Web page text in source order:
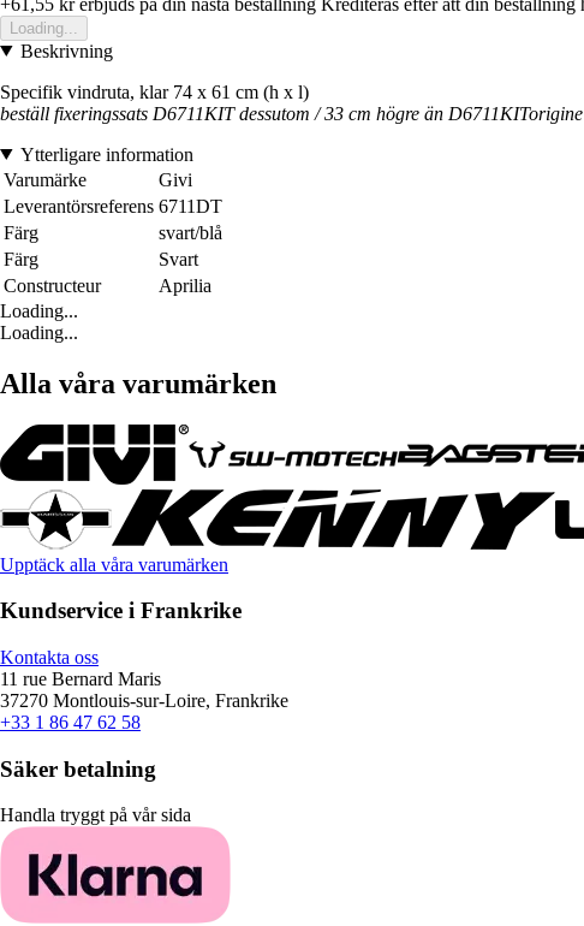
Loading...
Beskrivning
Specifik vindruta, klar 74 x 61 cm (h x l)
beställ fixeringssats D6711KIT dessutom / 33 cm högre än D6711KITorigine
Ytterligare information
Varumärke
Givi
Leverantörsreferens 6711DT
Färg
svart/blå
Färg
Svart
Constructeur
Aprilia
Loading...
Loading...
Alla våra varumärken
Upptäck alla våra varumärken
Kundservice i Frankrike
Kontakta oss
11 rue Bernard Maris
37270 Montlouis-sur-Loire, Frankrike
+33 1 86 47 62 58
Säker betalning
Handla tryggt på vår sida